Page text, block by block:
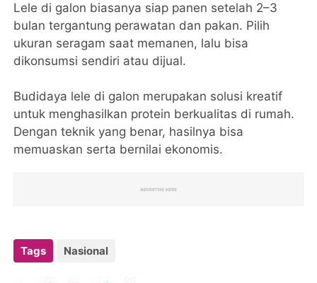
Lele di galon biasanya siap panen setelah 2–3
bulan tergantung perawatan dan pakan. Pilih
ukuran seragam saat memanen, lalu bisa
dikonsumsi sendiri atau dijual.
Budidaya lele di galon merupakan solusi kreatif
untuk menghasilkan protein berkualitas di rumah.
Dengan teknik yang benar, hasilnya bisa
memuaskan serta bernilai ekonomis.
Tags Nasional